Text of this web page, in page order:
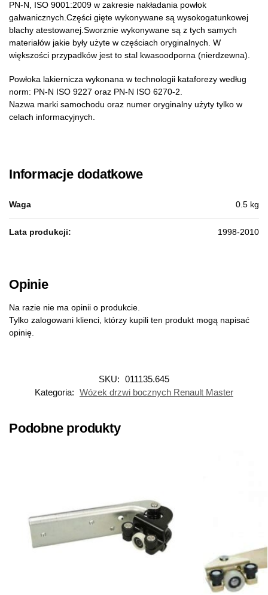
PN-N, ISO 9001:2009 w zakresie nakładania powłok
galwanicznych.Części gięte wykonywane są wysokogatunkowej
blachy atestowanej.Sworznie wykonywane są z tych samych
materiałów jakie były użyte w częściach oryginalnych. W
większości przypadków jest to stal kwasoodporna (nierdzewna).
Powłoka lakiernicza wykonana w technologii kataforezy według
norm: PN-N ISO 9227 oraz PN-N ISO 6270-2.
Nazwa marki samochodu oraz numer oryginalny użyty tylko w
celach informacyjnych.
Informacje dodatkowe
Waga 0.5 kg
Lata produkcji: 1998-2010
Opinie
Na razie nie ma opinii o produkcie.
Tylko zalogowani klienci, którzy kupili ten produkt mogą napisać
opinię.
SKU: 011135.645
Kategoria: Wózek drzwi bocznych Renault Master
Podobne produkty